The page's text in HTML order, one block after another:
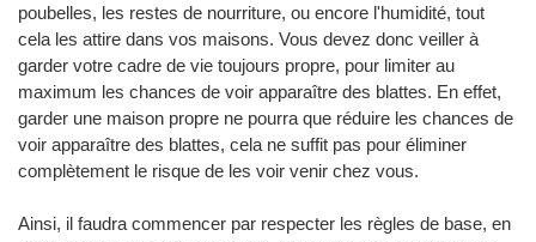
poubelles, les restes de nourriture, ou encore l'humidité, tout
cela les attire dans vos maisons. Vous devez donc veiller à
garder votre cadre de vie toujours propre, pour limiter au
maximum les chances de voir apparaître des blattes. En effet,
garder une maison propre ne pourra que réduire les chances de
voir apparaître des blattes, cela ne suffit pas pour éliminer
complètement le risque de les voir venir chez vous.
Ainsi, il faudra commencer par respecter les règles de base, en